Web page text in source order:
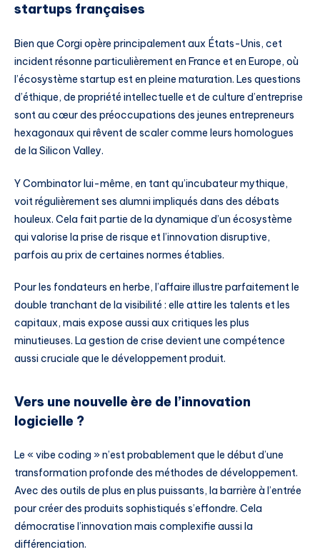
startups françaises
Bien que Corgi opère principalement aux États-Unis, cet
incident résonne particulièrement en France et en Europe, où
l’écosystème startup est en pleine maturation. Les questions
d’éthique, de propriété intellectuelle et de culture d’entreprise
sont au cœur des préoccupations des jeunes entrepreneurs
hexagonaux qui rêvent de scaler comme leurs homologues
de la Silicon Valley.
Y Combinator lui-même, en tant qu’incubateur mythique,
voit régulièrement ses alumni impliqués dans des débats
houleux. Cela fait partie de la dynamique d’un écosystème
qui valorise la prise de risque et l’innovation disruptive,
parfois au prix de certaines normes établies.
Pour les fondateurs en herbe, l’affaire illustre parfaitement le
double tranchant de la visibilité : elle attire les talents et les
capitaux, mais expose aussi aux critiques les plus
minutieuses. La gestion de crise devient une compétence
aussi cruciale que le développement produit.
Vers une nouvelle ère de l’innovation
logicielle ?
Le « vibe coding » n’est probablement que le début d’une
transformation profonde des méthodes de développement.
Avec des outils de plus en plus puissants, la barrière à l’entrée
pour créer des produits sophistiqués s’effondre. Cela
démocratise l’innovation mais complexifie aussi la
différenciation.